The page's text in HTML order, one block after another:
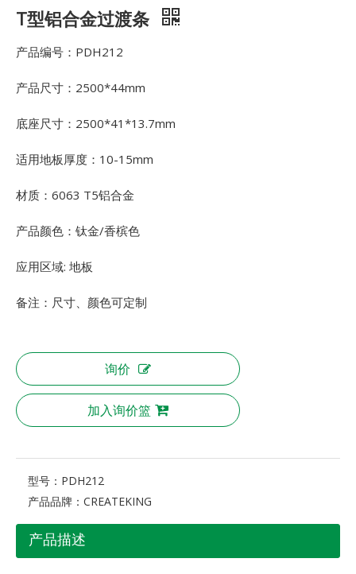
T型铝合金过渡条
产品编号：PDH212
产品尺寸：2500*44mm
底座尺寸：2500*41*13.7mm
适用地板厚度：10-15mm
材质：6063 T5铝合金
产品颜色：钛金/香槟色
应用区域: 地板
备注：尺寸、颜色可定制
询价
加入询价篮
型号： PDH212
产品品牌： CREATEKING
产品描述